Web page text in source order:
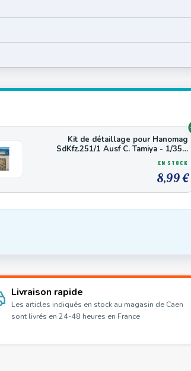
Kit de détaillage pour Hanomag
SdKfz.251/1 Ausf C. Tamiya - 1/35 -
EN STOCK
8,99 €
Livraison rapide
Les articles indiqués en stock au magasin de Caen
sont livrés en 24-48 heures en France